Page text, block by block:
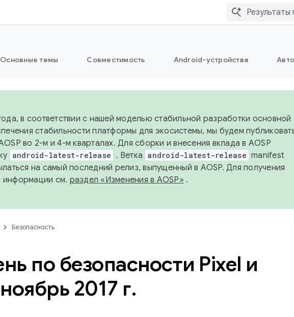
Основные темы Совместимость Android-устройства
в соответствии с нашей моделью стабильной разработки основной
стабильности платформы для экосистемы, мы будем
во 2-м и 4-м кварталах. Для сборки и внесения вклада в AOSP
android-latest-release . Ветка android-latest-release manifest
на самый последний релиз, выпущенный в AOSP. Для получения
информации см. раздел «Изменения в AOSP» .
Безопасность
по безопасности Pixel и
2017 г.